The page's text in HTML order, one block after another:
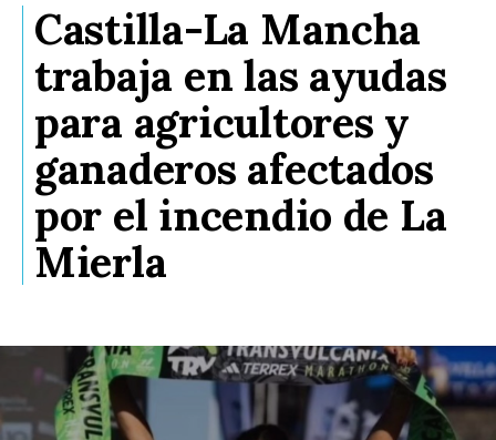
Castilla-La Mancha
trabaja en las ayudas
para agricultores y
ganaderos afectados
por el incendio de La
Mierla